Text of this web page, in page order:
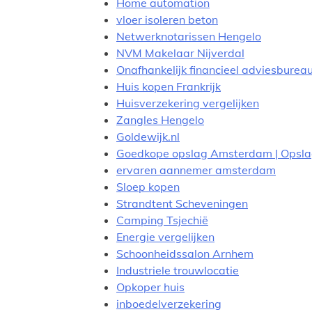
Home automation
vloer isoleren beton
Netwerknotarissen Hengelo
NVM Makelaar Nijverdal
Onafhankelijk financieel adviesbureau
Huis kopen Frankrijk
Huisverzekering vergelijken
Zangles Hengelo
Goldewijk.nl
Goedkope opslag Amsterdam |
ervaren aannemer amsterdam
Sloep kopen
Strandtent Scheveningen
Camping Tsjechië
Energie vergelijken
Schoonheidssalon Arnhem
Industriele trouwlocatie
Opkoper huis
inboedelverzekering